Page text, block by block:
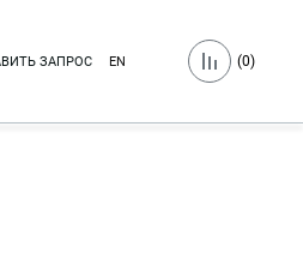
ЗАПРОС EN (0)